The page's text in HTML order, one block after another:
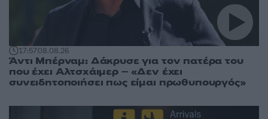
17:5708.08.26
Άντι Μπέρναμ: Δάκρυσε για τον πατέρα του
που έχει Αλτσχάιμερ – «Δεν έχει
συνειδητοποιήσει πως είμαι πρωθυπουργός»